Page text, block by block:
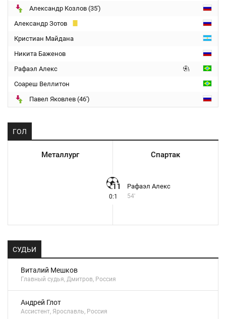
Александр Козлов (35')
Александр Зотов
Кристиан Майдана
Никита Баженов
Рафаэл Алекс
Соареш Веллитон
Павел Яковлев (46')
ГОЛ
Металлург Спартак
0:1
Рафаэл Алекс
54'
СУДЬИ
Виталий Мешков
Главный судья, Дмитров, Россия
Андрей Глот
Ассистент, Ярославль, Россия